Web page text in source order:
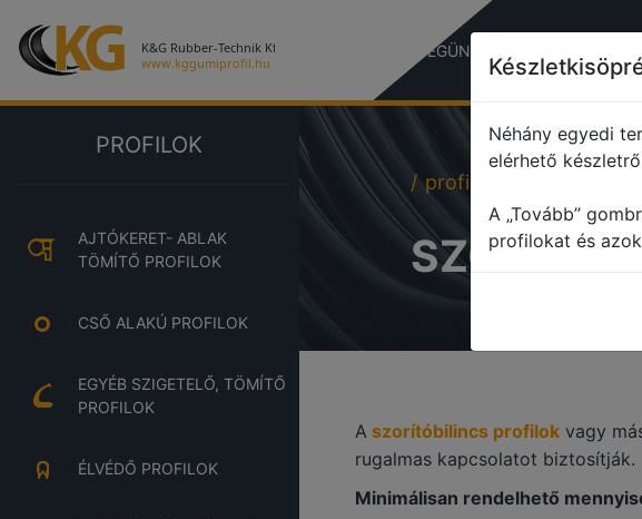
CÉGÜNKRŐL
PROFILOK
AJTÓKERET- ABLAK
TÖMÍTŐ PROFILOK
CSŐ ALAKÚ PROFILOK
EGYÉB SZIGETELŐ, TÖMÍTŐ
PROFILOK
ÉLVÉDŐ PROFILOK
profile
A szorítóbilincs profilokvagy
rugalmas kapcsolatot biztosítják.
Minimálisan rendelhető
Néhány egyedi
elérhető
A „Tovább”
profilokat és